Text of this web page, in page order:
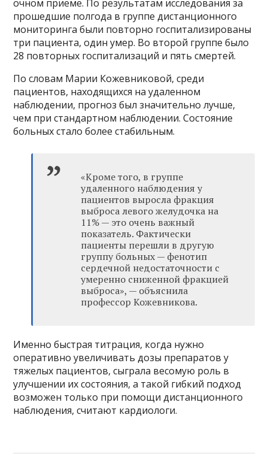
очном приеме. По результатам исследования за
прошедшие полгода в группе дистанционного
мониторинга были повторно госпитализированы
три пациента, один умер. Во второй группе было
28 повторных госпитализаций и пять смертей.
По словам Марии Кожевниковой, среди
пациентов, находящихся на удаленном
наблюдении, прогноз был значительно лучше,
чем при стандартном наблюдении. Состояние
больных стало более стабильным.
«Кроме того, в группе
удаленного наблюдения у
пациентов выросла фракция
выброса левого желудочка на
11% — это очень важный
показатель. Фактически
пациенты перешли в другую
группу больных — фенотип
сердечной недостаточности с
умеренно сниженной фракцией
выброса», — объяснила
профессор Кожевникова.
Именно быстрая титрация, когда нужно
оперативно увеличивать дозы препаратов у
тяжелых пациентов, сыграла весомую роль в
улучшении их состояния, а такой гибкий подход
возможен только при помощи дистанционного
наблюдения, считают кардиологи.